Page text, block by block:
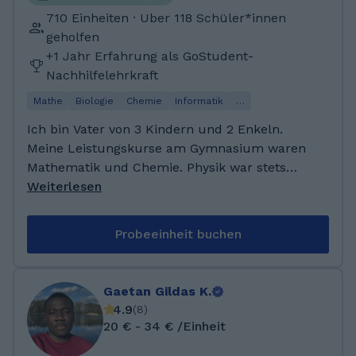
TESOL-Kurs gemacht, und ein Lehrzertifikat
erhalten. Während Corona lebte ich 9 Monate
in der französischen Karibik. Danach
unterrichtete ich ein Jahr in Madrid als
gleichzeitig als Englischlehrer in einer
Sprachschule.
710 Einheiten · Uber 118 Schüler*innen
geholfen
+1 Jahr Erfahrung als GoStudent-
Nachhilfelehrkraft
Mathe Biologie Chemie Informatik …
Ich bin Vater von 3 Kindern und 2 Enkeln.
Meine Leistungskurse am Gymnasium waren
Mathematik und Chemie. Physik war stets
mein besonderes Hobby. Habe ein Fach der
Übungsseminaren, Korrektur von Klausuren)
am Institut für Biomathematik und
Populationsgenetik an der Uni Gießen. War die
letzten 18 Jahre beruflich tätig im Bereich EDV
Weiterlesen
Probeeinheit buchen
Gaetan Gildas K.
4.9(8)
20 € - 34 € /Einheit